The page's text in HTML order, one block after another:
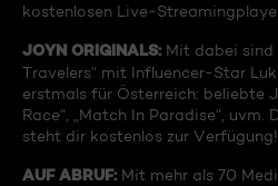
kostenlosen Live-
JOYN ORIGINALS: Mit dabei sind
Travelers“ mit Influencer-Star
erstmals für Österreich: beliebte
Race“, „Match In Paradise“, uvm.
steht dir kostenlos zur Verfügung!
AUF ABRUF: Mit mehr als 70